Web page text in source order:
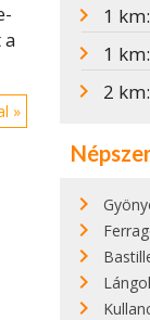
a
»
1
1 km:
2
Gyönyörű
Bastille